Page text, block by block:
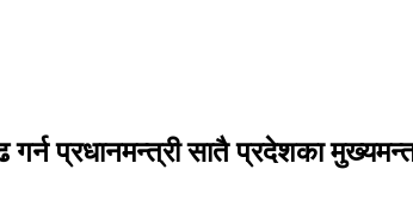
प्रधानमन्त्री सातै प्रदेशका